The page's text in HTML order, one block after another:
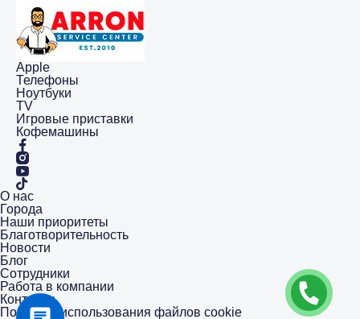
Apple
Телефоны
Ноутбуки
TV
Игровые приставки
Кофемашины
О нас
Города
Наши приоритеты
Благотворительность
Новости
Блог
Сотрудники
Работа в компании
Контакты
Политика использования файлов cookie